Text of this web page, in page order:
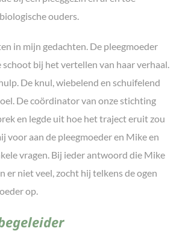
ouders.
in mijn gedachten. De pleegmoeder
bij het vertellen van haar verhaal.
De knul, wiebelend en schuifelend
De coördinator van onze stichting
en legde uit hoe het traject eruit zou
voor aan de pleegmoeder en Mike en
vragen. Bij ieder antwoord die Mike
er niet veel, zocht hij telkens de ogen
op.